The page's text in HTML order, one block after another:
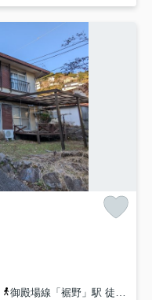
御殿場線「裾野」駅 徒歩99分